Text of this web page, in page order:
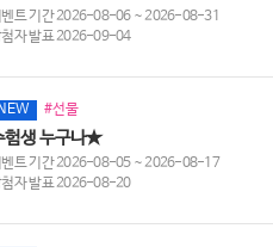
벤트 기간 2026-08-06 ~ 2026-08-31
첨자 발표 2026-09-04
#선물
험생 누구나★
벤트 기간 2026-08-05 ~ 2026-08-17
첨자 발표 2026-08-20